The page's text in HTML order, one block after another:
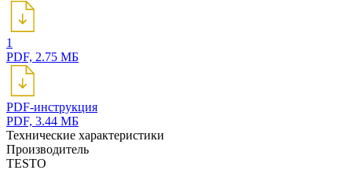
1
PDF, 2.75 МБ
PDF-инструкция
PDF, 3.44 МБ
Технические характеристики
Производитель
TESTO